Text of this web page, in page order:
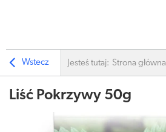
Wstecz Jesteś tutaj: Strona główna
Liść Pokrzywy 50g